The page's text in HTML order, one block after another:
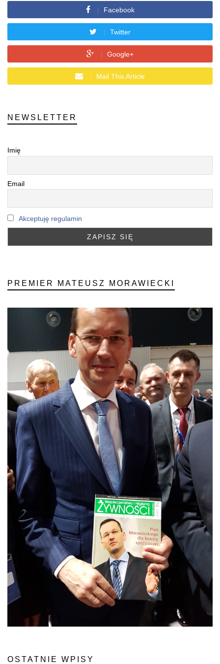
Facebook
Twitter
Google+
Mail This Article
NEWSLETTER
Imię
Email
Akceptuję regulamin
PREMIER MATEUSZ MORAWIECKI
OSTATNIE WPISY